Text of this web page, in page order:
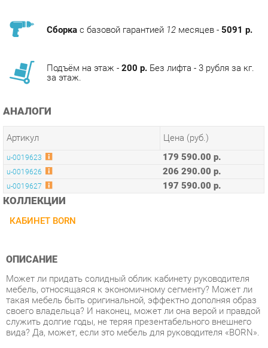
Подъём на этаж - 200 р. Без лифта - 3 рубля за кг.
АНАЛОГИ
u-0019626 206 290.00 р.
КОЛЛЕКЦИИ
КАБИНЕТ BORN
ОПИСАНИЕ
такая мебель быть оригинальной, эффектно дополняя образ
служить долгие годы, не теряя презентабельного внешнего
вида? Да, может, если это мебель для руководителя «BORN».
Условия покупки